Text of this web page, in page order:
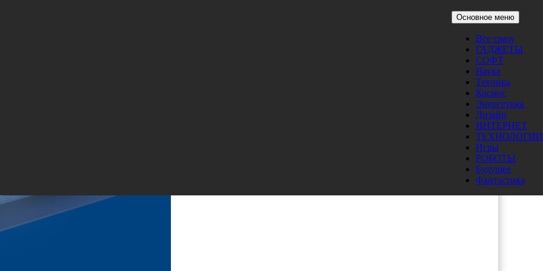
Основное меню
Все сразу
ГАДЖЕТЫ
СОФТ
Наука
Техника
Космос
Энергетика
Дизайн
ИНТЕРНЕТ
ТЕХНОЛОГИИ
Игры
РОБОТЫ
Будущее
Фантастика